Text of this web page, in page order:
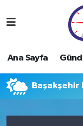
Ana Sayfa
Başakşehir
Gündem
Güncel
Ordu
Ordu Hava
Ordu Namaz